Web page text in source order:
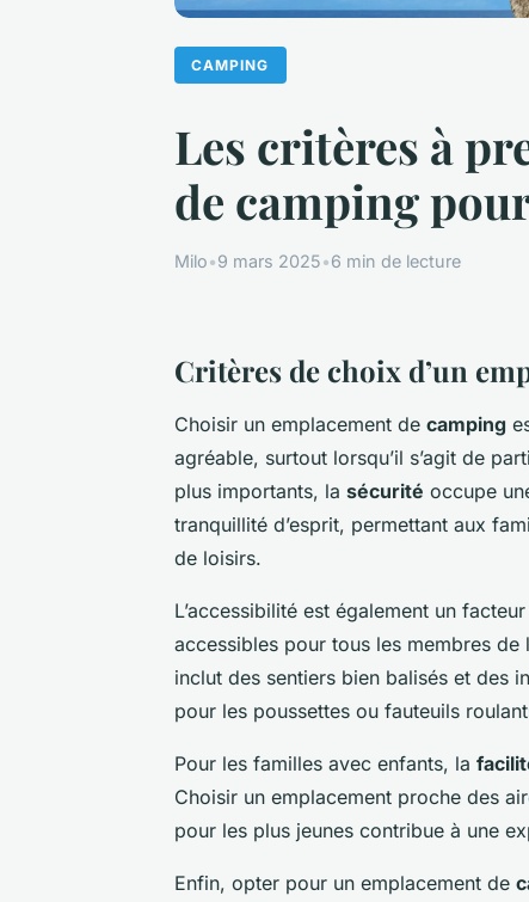
CAMPING
Les critères à
de camping
Milo•9 mars 2025•6 min de lecture
Critères de choix d’un
Choisir un emplacement de camping
agréable, surtout lorsqu’il s’agit de
plus importants, la sécurité occupe
tranquillité d’esprit, permettant aux
de loisirs.
L’accessibilité est également un
accessibles pour tous les membres
inclut des sentiers bien balisés et des
pour les poussettes ou fauteuils
Pour les familles avec enfants, la
Choisir un emplacement proche des
pour les plus jeunes contribue à une
Enfin, opter pour un emplacement de